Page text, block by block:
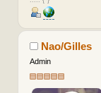
Nao/Gilles
Admin